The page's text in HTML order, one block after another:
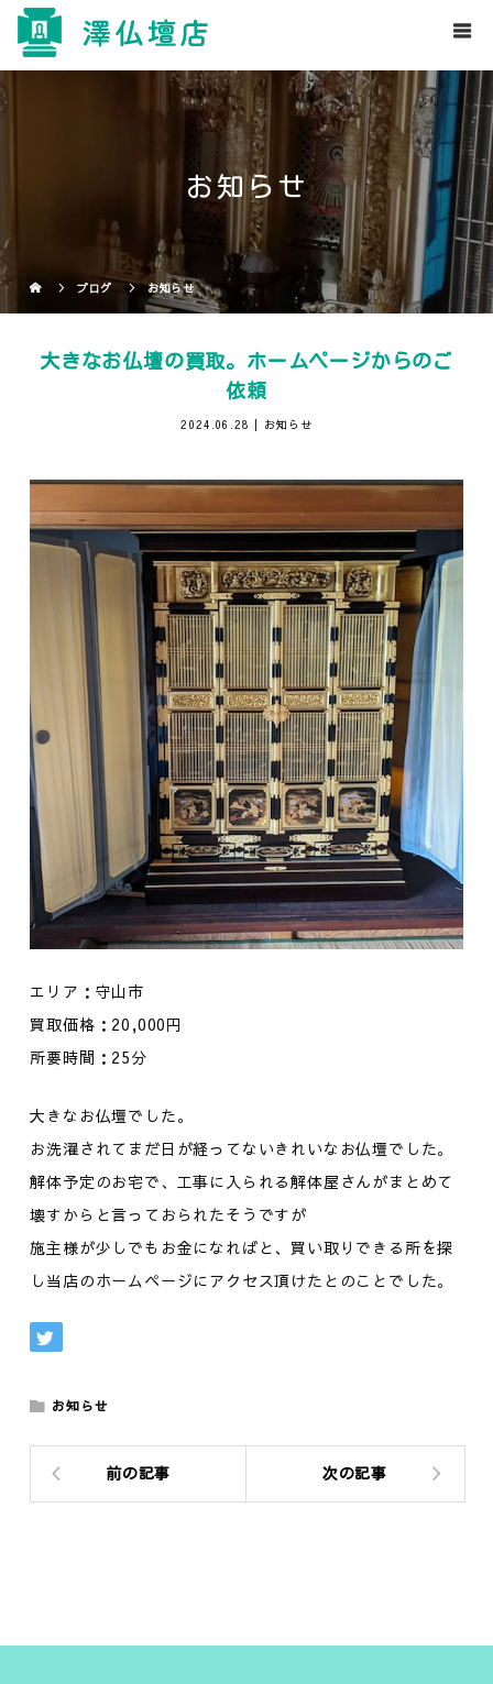
お知らせ
ブログ お知らせ
大きなお仏壇の買取。ホームページからのご
依頼
2024.06.28 お知らせ
エリア：守山市
買取価格：20,000円
所要時間：25分
大きなお仏壇でした。
お洗濯されてまだ日が経ってないきれいなお仏壇でした。
解体予定のお宅で、工事に入られる解体屋さんがまとめて
壊すからと言っておられたそうですが
施主様が少しでもお金になればと、買い取りできる所を探
し当店のホームページにアクセス頂けたとのことでした。
お知らせ
前の記事 次の記事